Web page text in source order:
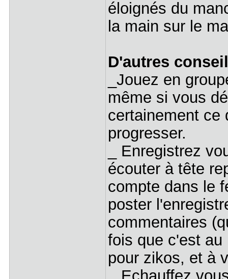
éloignés du
la main sur le
D'autres
_Jouez en
même si vous
certainement ce
progresser.
_ Enregistrez
écouter à tête
compte dans le
poster
commentaires
fois que c'est
pour zikos, et à
_ Echauffez